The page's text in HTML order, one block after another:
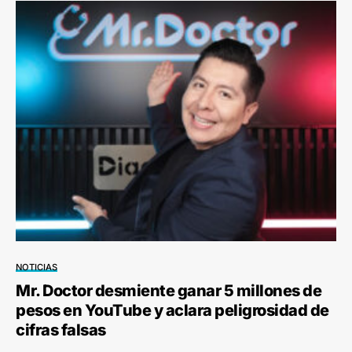
NOTICIAS
Mr. Doctor desmiente ganar 5 millones de
pesos en YouTube y aclara peligrosidad de
cifras falsas